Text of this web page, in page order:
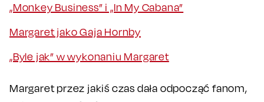
„Monkey Business” i „In My Cabana”
Margaret jako Gaja Hornby
„Byle jak” w wykonaniu Margaret
Margaret przez jakiś czas dała odpocząć fanom,